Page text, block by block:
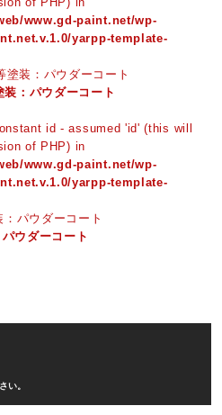
www.gd-paint.net/wp-
yarpp-template-
：パウダーコート
id - assumed 'id' (this will
of PHP) in
www.gd-paint.net/wp-
yarpp-template-
ウダーコート
い。